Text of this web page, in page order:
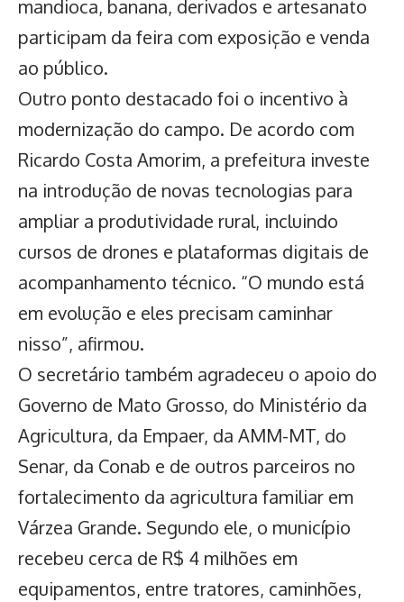
mandioca, banana, derivados e artesanato
participam da feira com exposição e venda
ao público.
Outro ponto destacado foi o incentivo à
modernização do campo. De acordo com
Ricardo Costa Amorim, a prefeitura investe
na introdução de novas tecnologias para
ampliar a produtividade rural, incluindo
cursos de drones e plataformas digitais de
acompanhamento técnico. “O mundo está
em evolução e eles precisam caminhar
nisso”, afirmou.
O secretário também agradeceu o apoio do
Governo de Mato Grosso, do Ministério da
Agricultura, da Empaer, da AMM-MT, do
Senar, da Conab e de outros parceiros no
fortalecimento da agricultura familiar em
Várzea Grande. Segundo ele, o município
recebeu cerca de R$ 4 milhões em
equipamentos, entre tratores, caminhões,